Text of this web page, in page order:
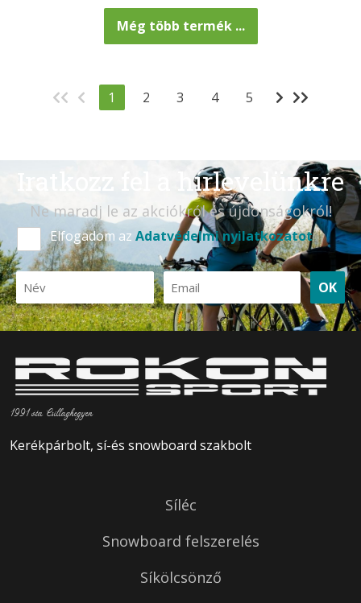
Még több termék ...
1 2 3 4 5
Iratkozz fel a hírlevelünkre
Ne maradj le az akciókról és újdonságokról!
Elfogadom az Adatvédelmi nyilatkozatot
OK
1991 óta Csillaghegyen
Kerékpárbolt, sí-és snowboard szakbolt
Síléc
Snowboard felszerelés
Síkölcsönző